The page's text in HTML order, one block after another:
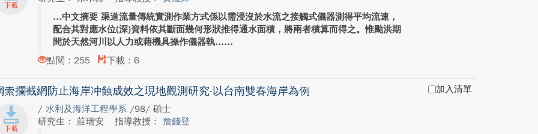
中文摘要 渠道流量傳統實測作業方式係以需浸沒於水流之接觸式儀器測得平均流速，
配合其對應水位(深)資料依其斷面幾何形狀推得通水面積，將兩者積算而得之。惟颱洪期
間於天然河川以人力或藉機具操作儀器執...
點閱：255
下載：6
索攔截網防止海岸冲蝕成效之現地觀測研究-以台南雙春海岸為例
/水利及海洋工程學系 /98/ 碩士
研究生： 莊瑞安
指導教授：詹錢登
加入清單